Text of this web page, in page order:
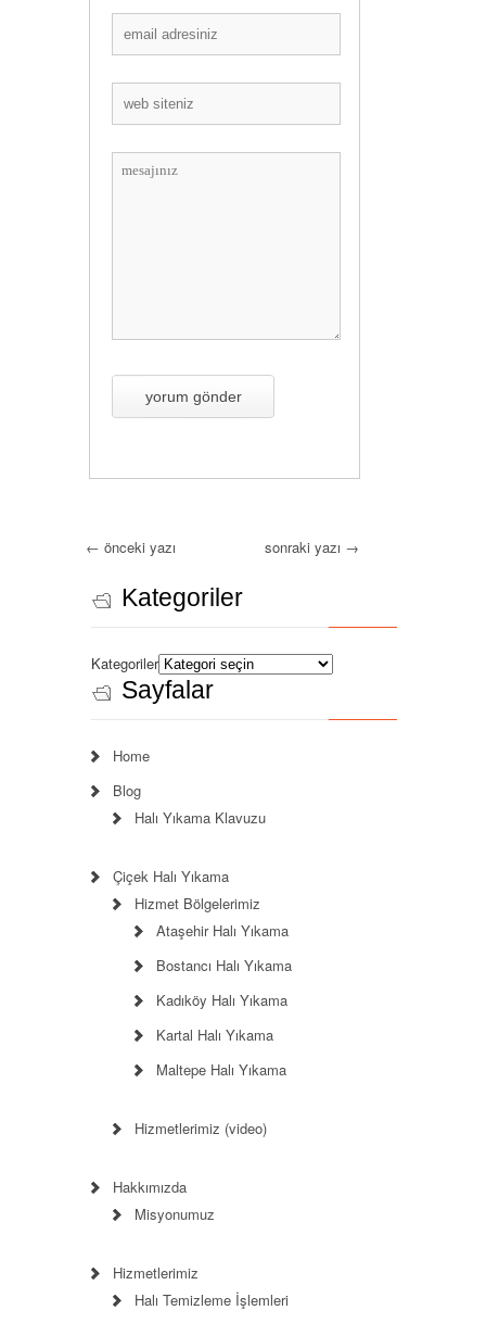
← önceki yazı sonraki yazı →
Kategoriler
Kategoriler
Sayfalar
Home
Blog
Halı Yıkama Klavuzu
Çiçek Halı Yıkama
Hizmet Bölgelerimiz
Ataşehir Halı Yıkama
Bostancı Halı Yıkama
Kadıköy Halı Yıkama
Kartal Halı Yıkama
Maltepe Halı Yıkama
Hizmetlerimiz (video)
Hakkımızda
Misyonumuz
Hizmetlerimiz
Halı Temizleme İşlemleri